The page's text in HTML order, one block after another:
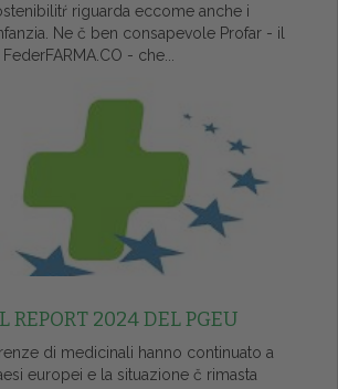
riguarda eccome anche i
Ne č ben consapevole Profar - il
- che...
REPORT 2024 DEL PGEU
di medicinali hanno continuato a
europei e la situazione č rimasta